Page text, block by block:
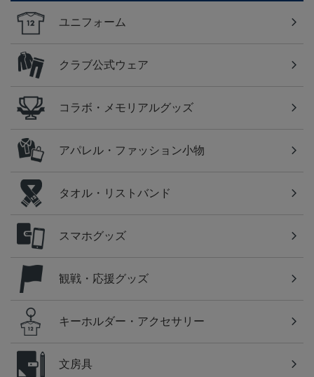
ユニフォーム
クラブ公式ウェア
コラボ・メモリアルグッズ
アパレル・ファッション小物
タオル・リストバンド
スマホグッズ
観戦・応援グッズ
キーホルダー・アクセサリー
文房具